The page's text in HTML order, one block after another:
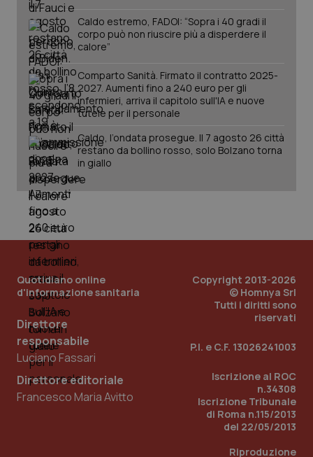
Caldo estremo, FADOI: “Sopra i 40 gradi il
corpo può non riuscire più a disperdere il
calore”
Comparto Sanità. Firmato il contratto 2025-
2027. Aumenti fino a 240 euro per gli
infermieri, arriva il capitolo sull'IA e nuove
tutele per il personale
Caldo, l’ondata prosegue. Il 7 agosto 26 città
restano da bollino rosso, solo Bolzano torna
in giallo
Quotidiano online
d'informazione sanitaria
Direttore
responsabile
Luciano Fassari
Direttore editoriale
Francesco Maria Avitto
Copyright 2013-2026
© Homnya Srl
Tutti i diritti sono
riservati
P.I. e C.F. 13026241003
Iscrizione al ROC
n.34308
Iscrizione Tribunale
di Roma n.115/2013
del 22/05/2013
Riproduzione
_ga
Google LLC
.quotidianosanita.it
PHPSESSID
PHP.net
www.quotidianosanita.it